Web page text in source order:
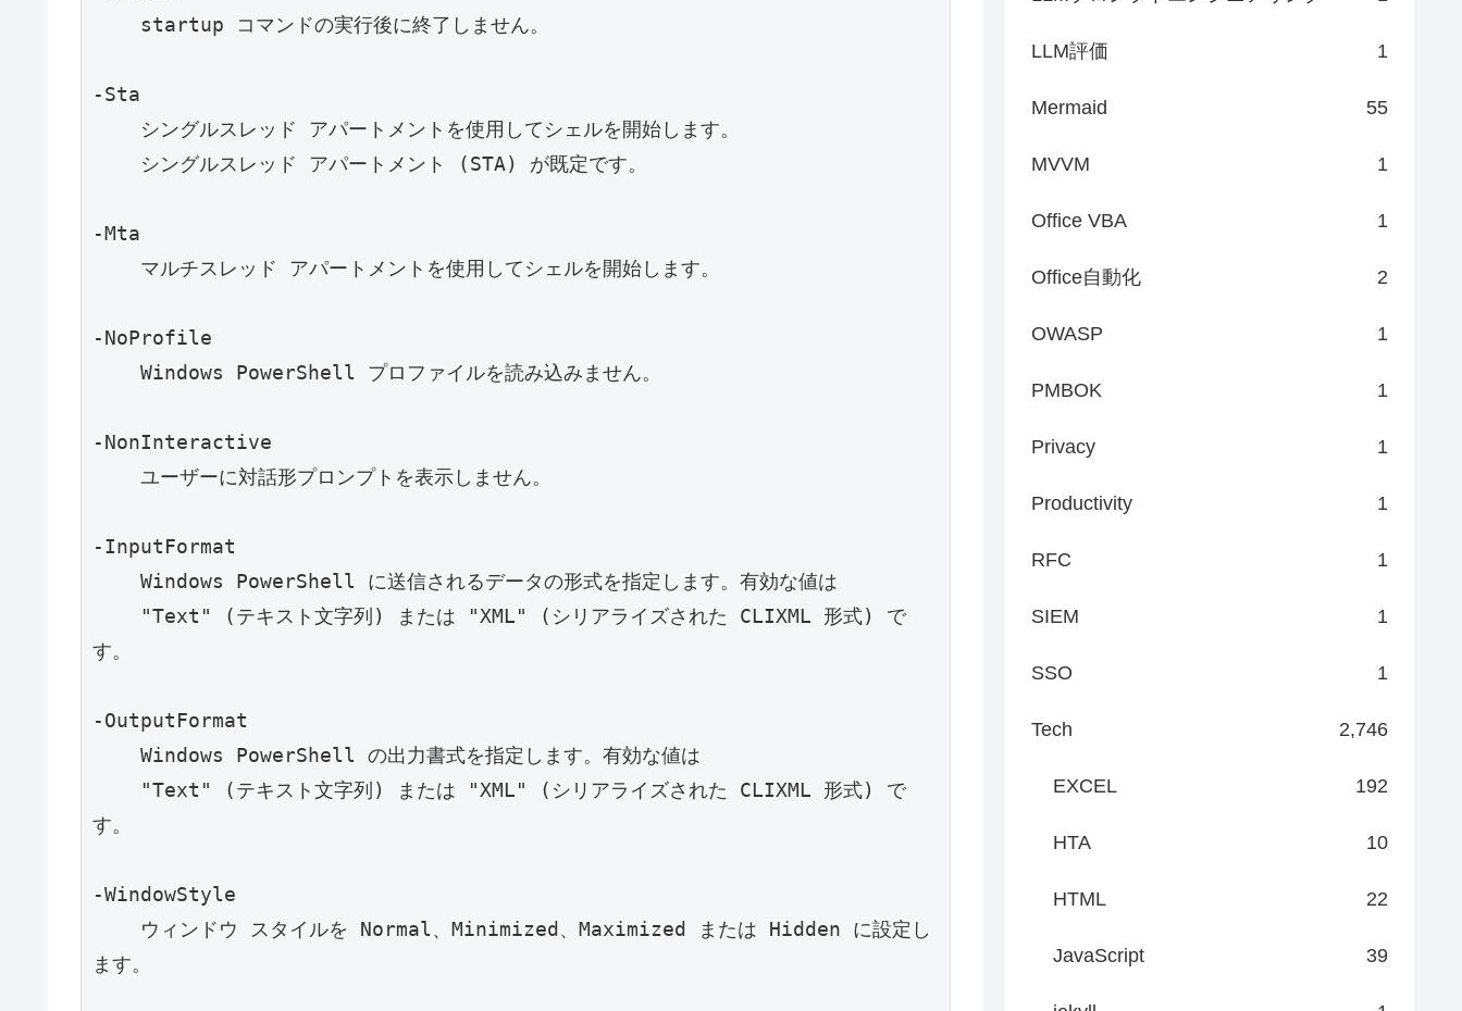
-Sta
-Mta
-NoProfile
-NonInteractive
-InputFormat
す。
-OutputFormat
す。
-WindowStyle
ます。
LLM評価 1
Mermaid 55
MVVM 1
Office VBA 1
Office自動化 2
OWASP 1
PMBOK 1
Privacy 1
Productivity 1
RFC 1
SIEM 1
SSO 1
Tech 2,746
EXCEL 192
HTA 10
HTML 22
JavaScript 39